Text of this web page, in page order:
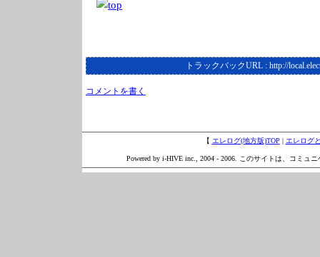
トラックバックURL : http://
コメントを書く
【 エレログ(地方版)TOP | エレログ
Powered by i-HIVE inc., 2004 - 2006. このサイトは、コミュ